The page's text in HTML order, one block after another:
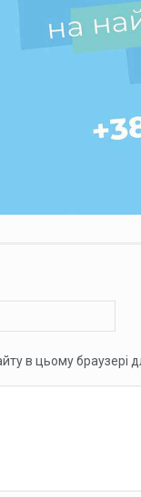
в цьому браузері